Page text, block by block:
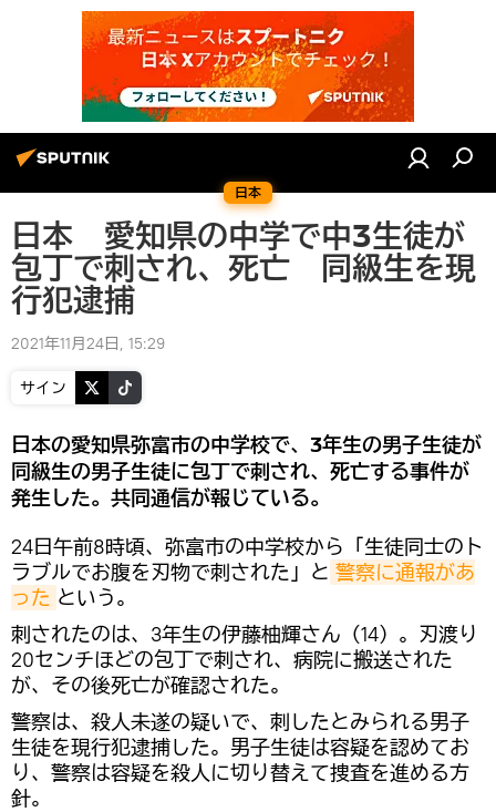
日本
日本 愛知県の中学で中3生徒が
包丁で刺され、死亡 同級生を現
行犯逮捕
2021年11月24日, 15:29
サイン
日本の愛知県弥富市の中学校で、3年生の男子生徒が
同級生の男子生徒に包丁で刺され、死亡する事件が
発生した。共同通信が報じている。
24日午前8時頃、弥富市の中学校から「生徒同士のト
ラブルでお腹を刃物で刺された」と 警察に通報があ
った という。
刺されたのは、3年生の伊藤柚輝さん（14）。刃渡り
20センチほどの包丁で刺され、病院に搬送された
が、その後死亡が確認された。
警察は、殺人未遂の疑いで、刺したとみられる男子
生徒を現行犯逮捕した。男子生徒は容疑を認めてお
り、警察は容疑を殺人に切り替えて捜査を進める方
針。